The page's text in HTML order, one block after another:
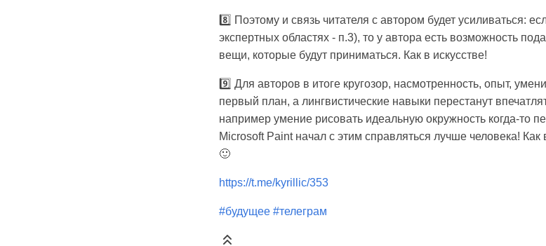
8️⃣ Поэтому и связь читателя с автором будет усиливаться:
экспертных областях - п.3), то у автора есть возможность
вещи, которые будут приниматься. Как в искусстве!
9️⃣ Для авторов в итоге кругозор, насмотренность, опыт,
первый план, а лингвистические навыки перестанут
например умение рисовать идеальную окружность когда-то
Microsoft Paint начал с этим справляться лучше человека!
🙂
https://t.me/kyrillic/353
#будущее #телеграм